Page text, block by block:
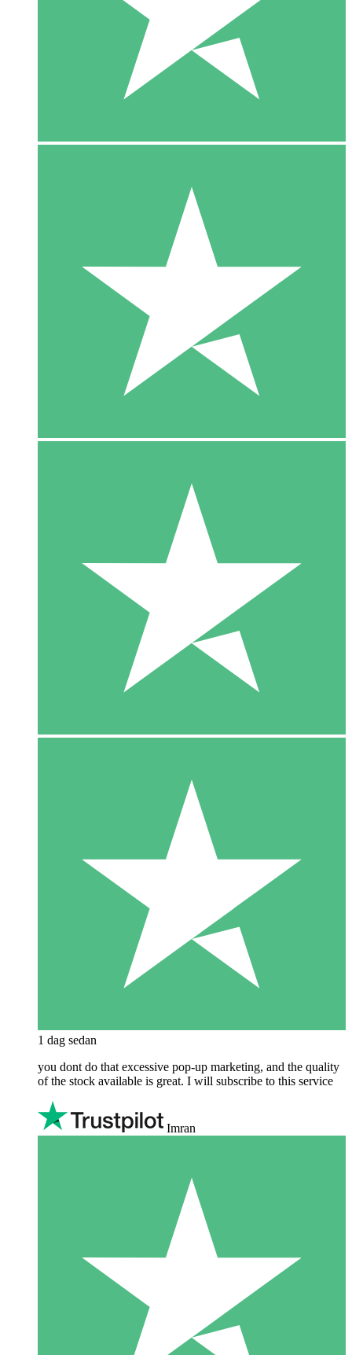
1 dag sedan
you dont do that excessive pop-up marketing, and the quality
of the stock available is great. I will subscribe to this service
Imran